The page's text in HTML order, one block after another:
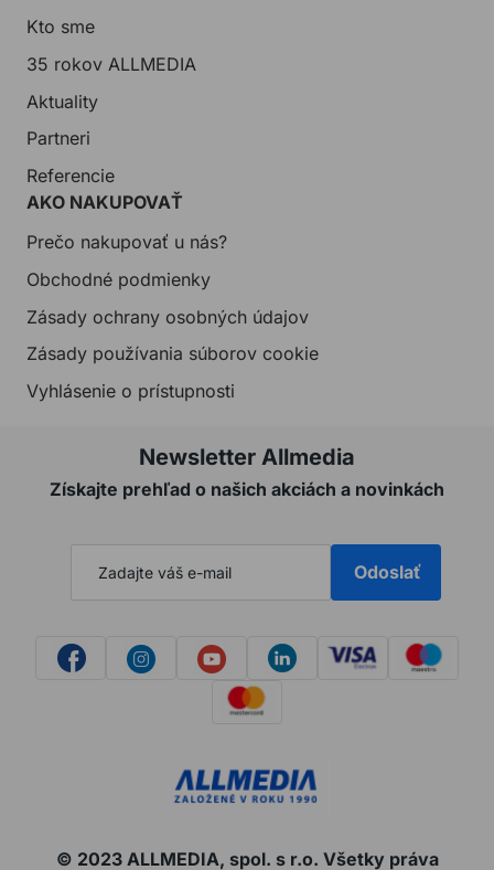
Kto sme
35 rokov ALLMEDIA
Aktuality
Partneri
Referencie
AKO NAKUPOVAŤ
Prečo nakupovať u nás?
Obchodné podmienky
Zásady ochrany osobných údajov
Zásady používania súborov cookie
Vyhlásenie o prístupnosti
Newsletter Allmedia
Získajte prehľad o našich akciách a novinkách
Odoslať
© 2023 ALLMEDIA, spol. s r.o. Všetky práva